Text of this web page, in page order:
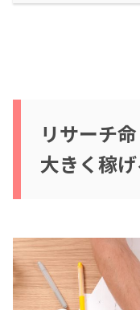
リサーチ
大きく稼